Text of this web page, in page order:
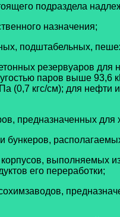
подраздела
назначения;
подштабельных,
резервуаров для
паров выше
(0,7 кгс/см); для нефти
предназначенных
бункеров,
выполняемых
его переработки;